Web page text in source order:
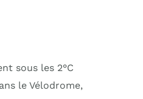
sous les 2°C
le Vélodrome,